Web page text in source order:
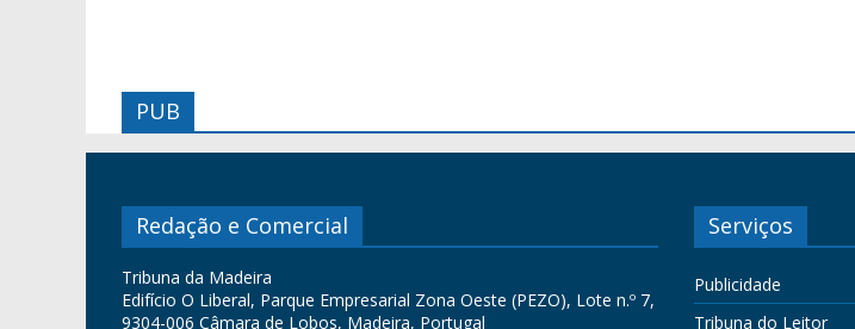
PUB
Redação e Comercial
Tribuna da Madeira
Edifício O Liberal, Parque Empresarial Zona Oeste (PEZO), Lote n.º 7,
9304-006 Câmara de Lobos, Madeira, Portugal
Serviços
Publicidade
Tribuna do Leitor